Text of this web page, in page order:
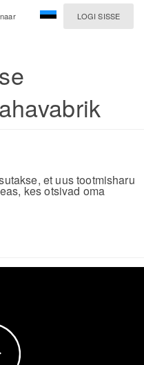
LOGI SISSE
et uus tootmisharu
kes otsivad oma